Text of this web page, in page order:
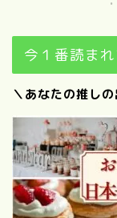
今１番読ま
＼あなたの推し